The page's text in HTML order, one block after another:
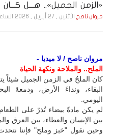
«الزمن الجميل».. هـــل كـــان
مروان ناصح الأثنين , 27 أبـريـل , 2026 الساعة 1:09:26 AM
مروان ناصح / لا ميديا -
الملح.. والملاحة ونكهة الحياة
كان الملحُ في الزمن الجميل شيئاً
البقاء، ونداءَ الأرض، ودمعةَ
اليومي.
لم يكن مادةً بيضاء تُذرّ على
بين الإنسان والعطاء، بين العرق
وحين نقول "خبز وملح" فإننا